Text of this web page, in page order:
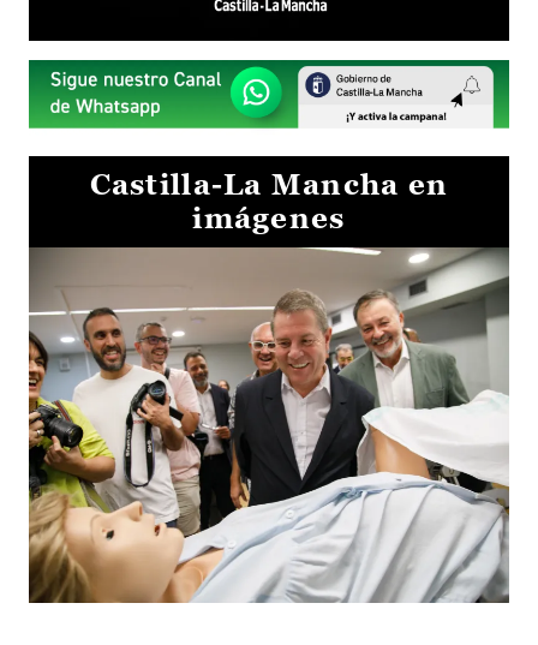
Castilla-La Mancha en
imágenes